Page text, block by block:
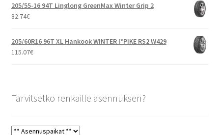
205/55-16 94T Linglong GreenMax Winter Grip 2
82.74€
205/60R16 96T XL Hankook WINTER I*PIKE RS2 W429
115.07€
Tarvitsetko renkaille asennuksen?